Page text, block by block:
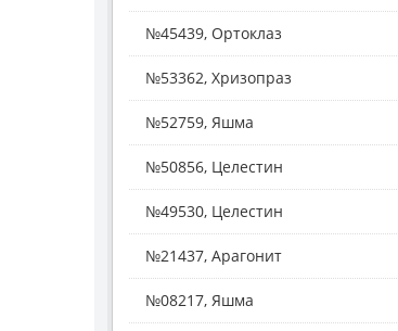
№45439, Ортоклаз
№53362, Хризопраз
№52759, Яшма
№50856, Целестин
№49530, Целестин
№21437, Арагонит
№08217, Яшма